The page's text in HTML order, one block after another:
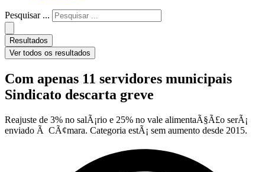
Pesquisar ...
Resultados
Ver todos os resultados
Com apenas 11 servidores municipais
Sindicato descarta greve
Reajuste de 3% no salÃ¡rio e 25% no vale alimentaÃ§Ã£o serÃ¡
enviado Ã CÃ¢mara. Categoria estÃ¡ sem aumento desde 2015.